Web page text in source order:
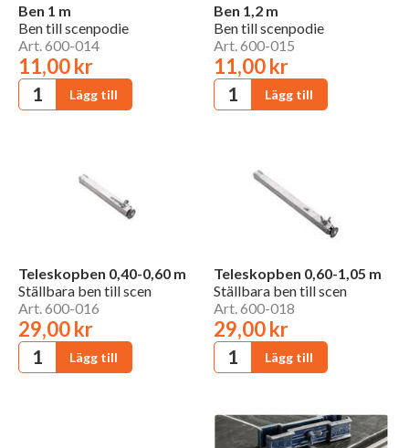
Ben 1 m
Ben till scenpodie
Art. 600-014
11,00 kr
Ben 1,2 m
Ben till scenpodie
Art. 600-015
11,00 kr
Teleskopben 0,40-0,60 m
Ställbara ben till scen
Art. 600-016
29,00 kr
Teleskopben 0,60-1,05 m
Ställbara ben till scen
Art. 600-018
29,00 kr